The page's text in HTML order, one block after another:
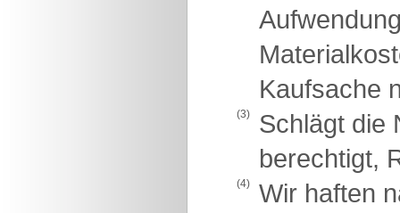
Kaufsache
(3)
Schlägt die
berechtigt,
(4)
Wir haften